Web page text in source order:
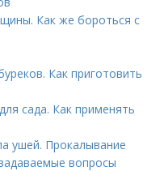
Как же бороться с
Как приготовить
сада. Как применять
ушей. Прокалывание
вопросы